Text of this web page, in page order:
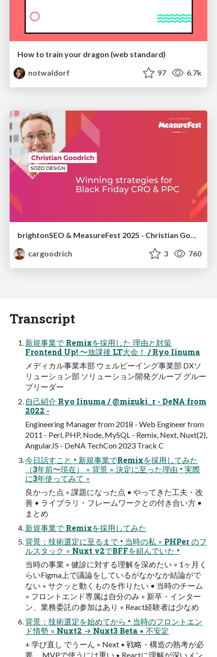
How to train your dragon (web standard)
notwaldorf
97 6.7k
cargoodrich
3 760
Transcript
新規事業で Remixを採用した 理由と対策
Frontend Up! 〜放課後 LT大会！ / Ryo Iinuma
メディカル事業本部 ウェルビーイング事業部 DXソ
リューション部 ソリューション開発グループ グルー
プリーダー
自己紹介 Ryo Iinuma / @mizuki_r - DeNA from
2022 -
Engineering Manager from 2018 - Web Engineer from
2011 - Perl, PHP, Node, MySQL - Remix, Next, Nuxt(2),
AngularJS - DeNA TechCon 2023 Track C
今日話すこと • 新規事業でRemixを採用してみた
（3年前〜現在） ◦ 背景 ◦ 決定に至った理由 • 実際
に3年使ってみて ◦
良かった点 ◦ 課題になった点 • やってきた工夫・改
善 • ライブラリ・フレームワークとの付き合い方 •
まとめ
新規事業で Remixを採用してみた
背景：技術選定に至るまで • 当時の私 ◦ PHPer のフ
ルスタック ◦ Nuxt v2でBFFを組んでいた •
当時の事業 ◦ 健診に対する理解を深めたい ◦ 1ヶ月く
らいFigma上で議論をしているがなかなか結論がで
ない ◦ サクッと動くものを作りたい • 当時のチーム
◦ フロントエンド専属は自分のみ ◦ 新卒・インター
ン、業務委託の参加はあり ◦ React経験者は少なめ
背景：技術選定を始めてから • 当時のフロントエン
ド情勢 ◦ Nuxt2 → Nuxt3 Beta ▪ 不安定
+ 学び直し でうーん ◦ Next ▪ 戦略・構造の熟考が必
要。 MVPで使うには重い ▪ Reactに理解が深いメン